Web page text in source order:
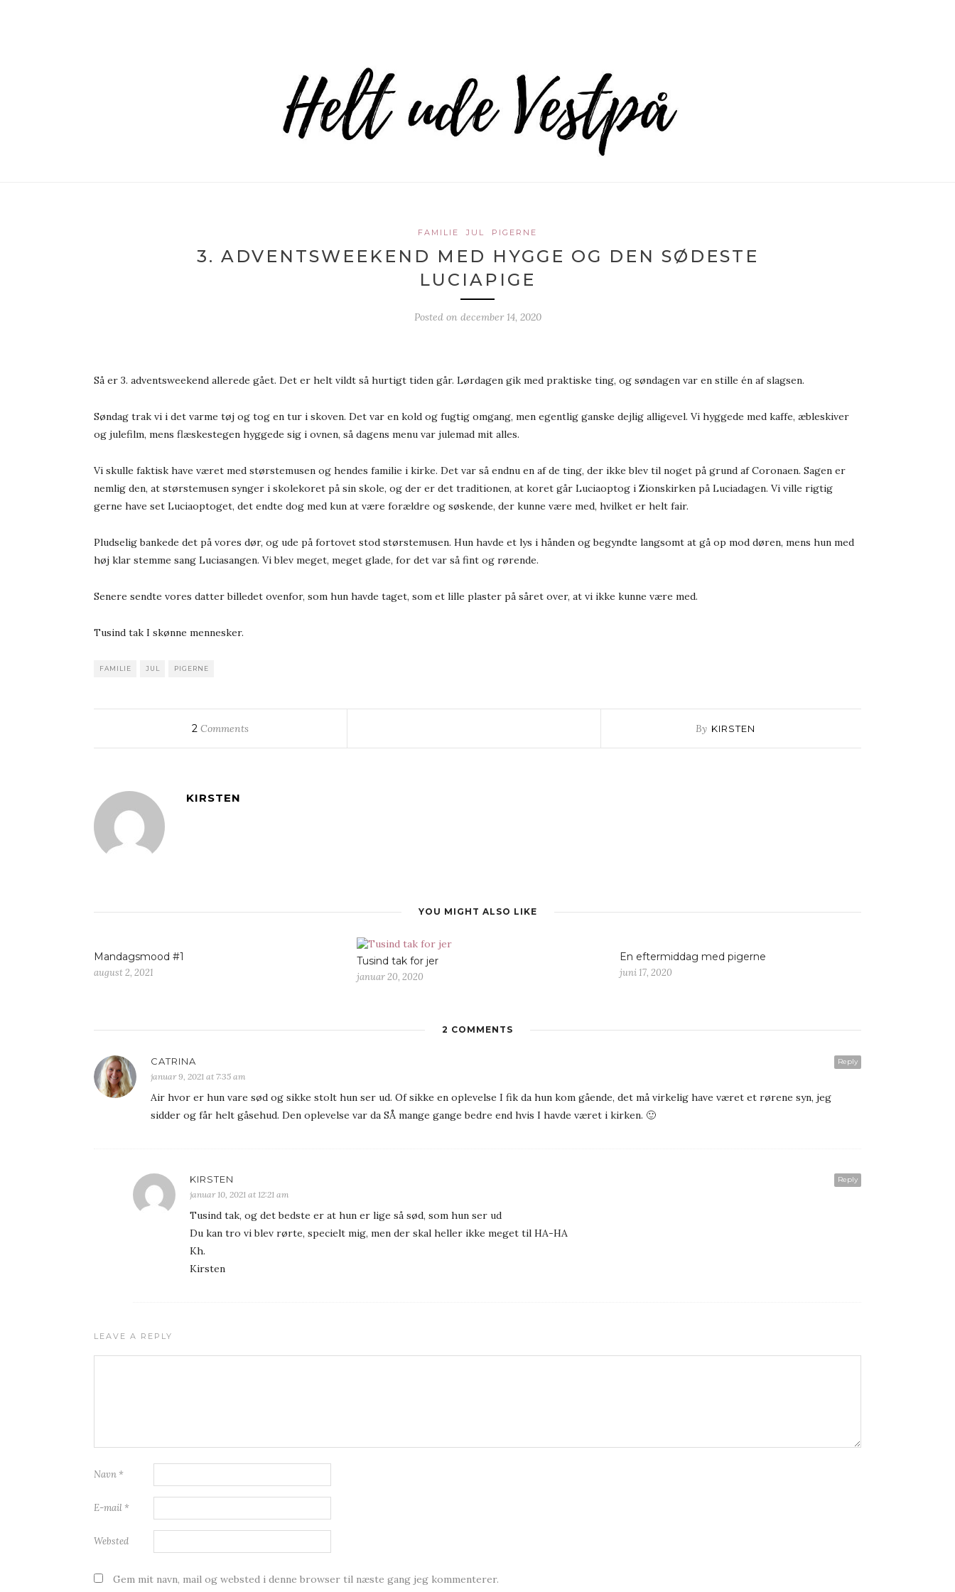
FAMILIE JUL PIGERNE
3. ADVENTSWEEKEND MED HYGGE OG DEN SØDESTE
LUCIAPIGE
Posted on december 14, 2020
Så er 3. adventsweekend allerede gået. Det er helt vildt så hurtigt tiden går. Lørdagen gik med praktiske ting, og søndagen var en stille én af slagsen.
Søndag trak vi i det varme tøj og tog en tur i skoven. Det var en kold og fugtig omgang, men egentlig ganske dejlig alligevel. Vi hyggede med kaffe, æbleskiver
og julefilm, mens flæskestegen hyggede sig i ovnen, så dagens menu var julemad mit alles.
Vi skulle faktisk have været med størstemusen og hendes familie i kirke. Det var så endnu en af de ting, der ikke blev til noget på grund af Coronaen. Sagen er
nemlig den, at størstemusen synger i skolekoret på sin skole, og der er det traditionen, at koret går Luciaoptog i Zionskirken på Luciadagen. Vi ville rigtig
gerne have set Luciaoptoget, det endte dog med kun at være forældre og søskende, der kunne være med, hvilket er helt fair.
Pludselig bankede det på vores dør, og ude på fortovet stod størstemusen. Hun havde et lys i hånden og begyndte langsomt at gå op mod døren, mens hun med
høj klar stemme sang Luciasangen. Vi blev meget, meget glade, for det var så fint og rørende.
Senere sendte vores datter billedet ovenfor, som hun havde taget, som et lille plaster på såret over, at vi ikke kunne være med.
Tusind tak I skønne mennesker.
FAMILIE JUL PIGERNE
2 Comments By KIRSTEN
KIRSTEN
YOU MIGHT ALSO LIKE
Mandagsmood #1
august 2, 2021
Tusind tak for jer
januar 20, 2020
En eftermiddag med pigerne
juni 17, 2020
2 COMMENTS
Reply
CATRINA
januar 9, 2021 at 7:35 am
Air hvor er hun vare sød og sikke stolt hun ser ud. Of sikke en oplevelse I fik da hun kom gående, det må virkelig have været et rørene syn, jeg
sidder og får helt gåsehud. Den oplevelse var da SÅ mange gange bedre end hvis I havde været i kirken. 🙂
Reply
KIRSTEN
januar 10, 2021 at 12:21 am
Tusind tak, og det bedste er at hun er lige så sød, som hun ser ud
Du kan tro vi blev rørte, specielt mig, men der skal heller ikke meget til HA-HA
Kh.
Kirsten
LEAVE A REPLY
Navn *
E-mail *
Websted
Gem mit navn, mail og websted i denne browser til næste gang jeg kommenterer.